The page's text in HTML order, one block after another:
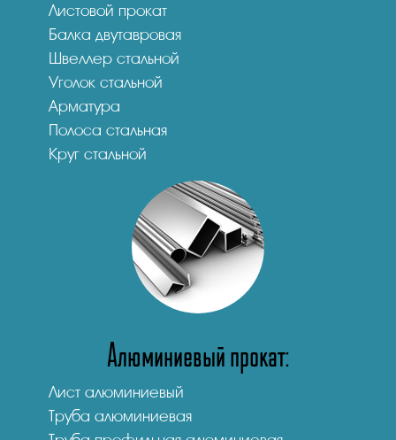
Листовой прокат
Балка двутавровая
Швеллер стальной
Уголок стальной
Арматура
Полоса стальная
Круг стальной
Алюминиевый прокат:
Лист алюминиевый
Труба алюминиевая